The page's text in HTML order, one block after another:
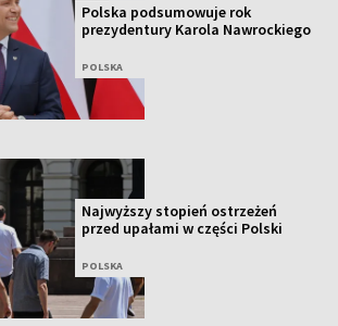
Polska podsumowuje rok
prezydentury Karola Nawrockiego
POLSKA
Najwyższy stopień ostrzeżeń
przed upałami w części Polski
POLSKA